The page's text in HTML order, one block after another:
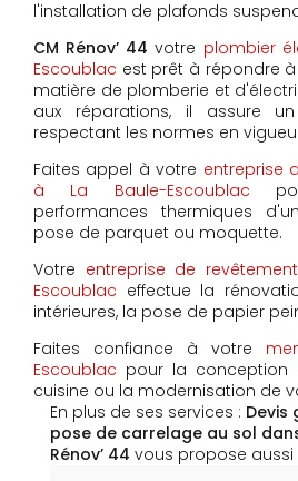
l'installation de plafonds
CM Rénov’ 44 votre plombier
Escoublac est prêt à répondre
matière de plomberie et
aux réparations, il assure
respectant les normes en
Faites appel à votre entreprise
à La Baule-Escoublac
performances thermiques
pose de parquet ou moquette.
Votre entreprise de
Escoublac effectue la
intérieures, la pose de papier
Faites confiance à votre
Escoublac pour la conception
cuisine ou la modernisation de
En plus de ses services : Devis
pose de carrelage au sol
Rénov’ 44 vous propose aussi